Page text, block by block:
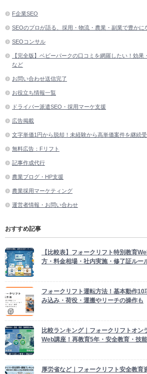
F企業SEO
SEOのプロが語る、採用・物流・農業・副業で豊かに
SEOコンサル
【完全版】ベビーパークの口コミを網羅したい！効
など
お問い合わせ送信完了
お役立ち情報一覧
ドライバー派遣SEO・採用マーケ支援
広告掲載
文字単価1円から脱却！未経験から高単価案件を継続
無料広告：Fリフト
記事作成代行
農業ブログ・HP支援
農業採用マーケティング
運営者情報・お問い合わせ
おすすめ記事
【比較表】フォークリフト特別教育
方・料金相場・社内実施・修了証ルー
フォークリフト運転方法！基本動作
み込み・荷役・運搬やリーチの操作も
比較ランキング｜フォークリフトオン
Web講座！再教育5年・安全教育・技
厚労省など｜フォークリフト安全教育